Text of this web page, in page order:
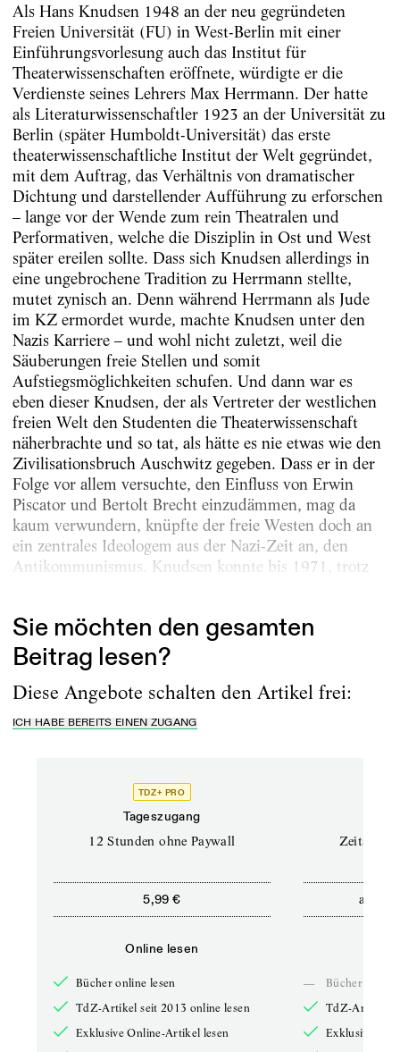
Als Hans Knudsen 1948 an der neu gegründeten
Freien Universität (FU) in West-Berlin mit einer
Einführungsvorlesung auch das Institut für
Theaterwissenschaften eröffnete, würdigte er die
Verdienste seines Lehrers Max Herrmann. Der hatte
als Literaturwissenschaftler 1923 an der Universität zu
Berlin (später Humboldt-Universität) das erste
theaterwissenschaftliche Institut der Welt gegründet,
mit dem Auftrag, das Verhältnis von dramatischer
Dichtung und darstellender Aufführung zu erforschen
– lange vor der Wende zum rein Theatralen und
Performativen, welche die Disziplin in Ost und West
später ereilen sollte. Dass sich Knudsen allerdings in
eine ungebrochene Tradition zu Herrmann stellte,
mutet zynisch an. Denn während Herrmann als Jude
im KZ ermordet wurde, machte Knudsen unter den
Nazis Karriere – und wohl nicht zuletzt, weil die
Säuberungen freie Stellen und somit
Aufstiegsmöglichkeiten schufen. Und dann war es
eben dieser Knudsen, der als Vertreter der westlichen
freien Welt den Studenten die Theaterwissenschaft
näherbrachte und so tat, als hätte es nie etwas wie den
Zivilisationsbruch Auschwitz gegeben. Dass er in der
Folge vor allem versuchte, den Einfluss von Erwin
Piscator und Bertolt Brecht einzudämmen, mag da
kaum verwundern, knüpfte der freie Westen doch an
ein zentrales Ideologem aus der Nazi-Zeit an, den
Antikommunismus. Knudsen konnte bis 1971, trotz
Sie möchten den gesamten
Beitrag lesen?
Diese Angebote schalten den Artikel frei:
ICH HABE BEREITS EINEN ZUGANG
TDZ+ PRO
Tageszugang
12 Stunden ohne Paywall
5,99 €
Online lesen
Bücher online lesen
TdZ-Artikel seit 2013 online lesen
Exklusive Online-Artikel lesen
ab
—
Bücher online
TdZ-Artikel
Exklusive